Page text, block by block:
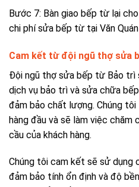
Bước 7: Bàn giao bếp từ lại
chi phí sửa bếp từ tại Văn Quán
Cam kết từ đội ngũ thợ sửa
Đội ngũ thợ sửa bếp từ Bảo trì
dịch vụ bảo trì và sửa chữa
đảm bảo chất lượng. Chúng
hàng đầu và sẽ làm việc
cầu của khách hàng.
Chúng tôi cam kết sẽ sử dụng
đảm bảo tính ổn định và độ